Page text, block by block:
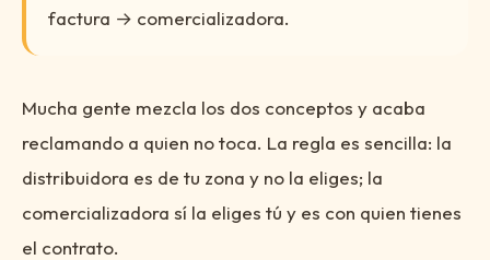
factura → comercializadora.
Mucha gente mezcla los dos conceptos y acaba
reclamando a quien no toca. La regla es sencilla: la
distribuidora es de tu zona y no la eliges; la
comercializadora sí la eliges tú y es con quien tienes
el contrato.